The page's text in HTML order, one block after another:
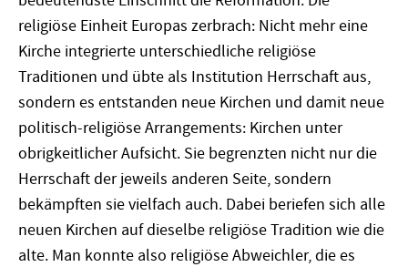
religiöse Einheit Europas zerbrach: Nicht mehr eine
Kirche integrierte unterschiedliche religiöse
Traditionen und übte als Institution Herrschaft aus,
sondern es entstanden neue Kirchen und damit neue
politisch-religiöse Arrangements: Kirchen unter
obrigkeitlicher Aufsicht. Sie begrenzten nicht nur die
Herrschaft der jeweils anderen Seite, sondern
bekämpften sie vielfach auch. Dabei beriefen sich alle
neuen Kirchen auf dieselbe religiöse Tradition wie die
alte. Man konnte also religiöse Abweichler, die es